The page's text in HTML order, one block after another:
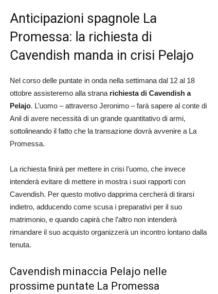
Anticipazioni spagnole La
Promessa: la richiesta di
Cavendish manda in crisi Pelajo
Nel corso delle puntate in onda nella settimana dal 12 al 18
ottobre assisteremo alla strana richiesta di Cavendish a
Pelajo. L’uomo – attraverso Jeronimo – farà sapere al conte di
Anil di avere necessità di un grande quantitativo di armi,
sottolineando il fatto che la transazione dovrà avvenire a La
Promessa.
La richiesta finirà per mettere in crisi l’uomo, che invece
intenderà evitare di mettere in mostra i suoi rapporti con
Cavendish. Per questo motivo dapprima cercherà di tirarsi
indietro, adducendo come scusa i preparativi per il suo
matrimonio, e quando capirà che l’altro non intenderà
rimandare il suo acquisto organizzerà un incontro lontano dalla
tenuta.
Cavendish minaccia Pelajo nelle
prossime puntate La Promessa